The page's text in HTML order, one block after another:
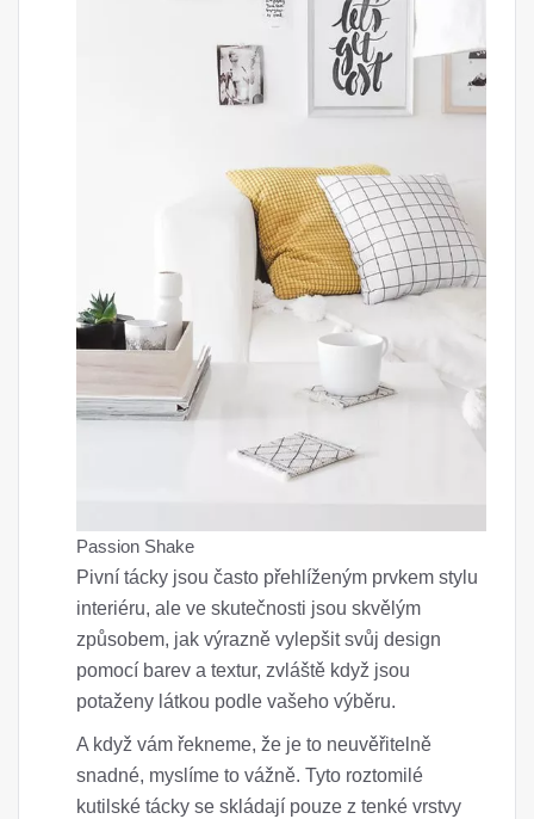
Passion Shake
Pivní tácky jsou často přehlíženým prvkem stylu
interiéru, ale ve skutečnosti jsou skvělým
způsobem, jak výrazně vylepšit svůj design
pomocí barev a textur, zvláště když jsou
potaženy látkou podle vašeho výběru.
A když vám řekneme, že je to neuvěřitelně
snadné, myslíme to vážně. Tyto roztomilé
kutilské tácky se skládají pouze z tenké vrstvy